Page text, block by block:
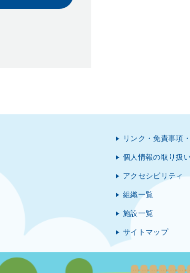
リンク・免責事項
個人情報の取り扱
アクセシビリティ
組織一覧
施設一覧
サイトマップ